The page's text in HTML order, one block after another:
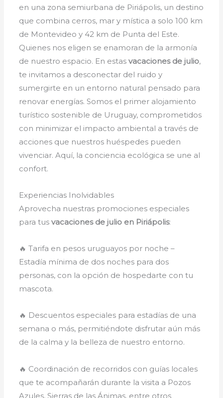
en una zona semiurbana de Piriápolis, un destino
que combina cerros, mar y mística a solo 100 km
de Montevideo y 42 km de Punta del Este.
Quienes nos eligen se enamoran de la armonía
de nuestro espacio. En estasvacaciones de julio,
te invitamos a desconectar del ruido y
sumergirte en un entorno natural pensado para
renovar energías. Somos el primer alojamiento
turístico sostenible de Uruguay, comprometidos
con minimizar el impacto ambiental a través de
acciones que nuestros huéspedes pueden
vivenciar. Aquí, la conciencia ecológica se une al
confort.
Experiencias Inolvidables
Aprovecha nuestras promociones especiales
para tusvacaciones de julio en Piriápolis:
🔥 Tarifa en pesos uruguayos por noche –
Estadía mínima de dos noches para dos
personas, con la opción de hospedarte con tu
mascota.
🔥 Descuentos especiales para estadías de una
semana o más, permitiéndote disfrutar aún más
de la calma y la belleza de nuestro entorno.
🔥 Coordinación de recorridos con guías locales
que te acompañarán durante la visita a Pozos
Azules, Sierras de las Ánimas, entre otros